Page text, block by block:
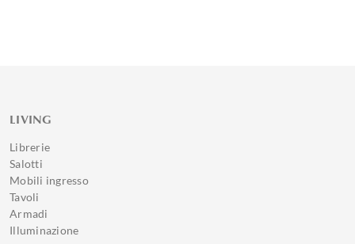
LIVING
Librerie
Salotti
Mobili ingresso
Tavoli
Armadi
Illuminazione